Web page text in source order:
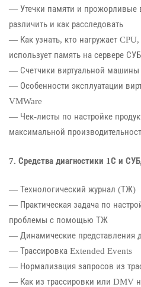
— Утечки памяти и прожорливые
различить и как расследовать
— Как узнать, кто нагружает
использует память на сервере
— Счетчики виртуальной
— Особенности эксплуатации
VMWare
— Чек-листы по настройке
максимальной
7. Средства диагностики 1С и
— Технологический журнал (ТЖ)
— Практическая задача по
проблемы с помощью ТЖ
— Динамические представления
— Трассировка Extended Events
— Нормализация запросов из
— Как из трассировки или DMV